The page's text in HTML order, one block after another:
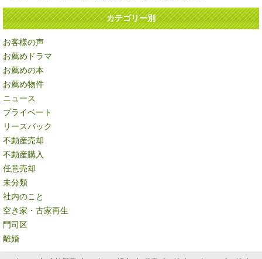
カテゴリー別
お客様の声
お薦めドラマ
お薦めの本
お薦め物件
ニュース
プライベート
リースバック
不動産売却
不動産購入
任意売却
未分類
社内のこと
空き家・古家再生
門司区
離婚